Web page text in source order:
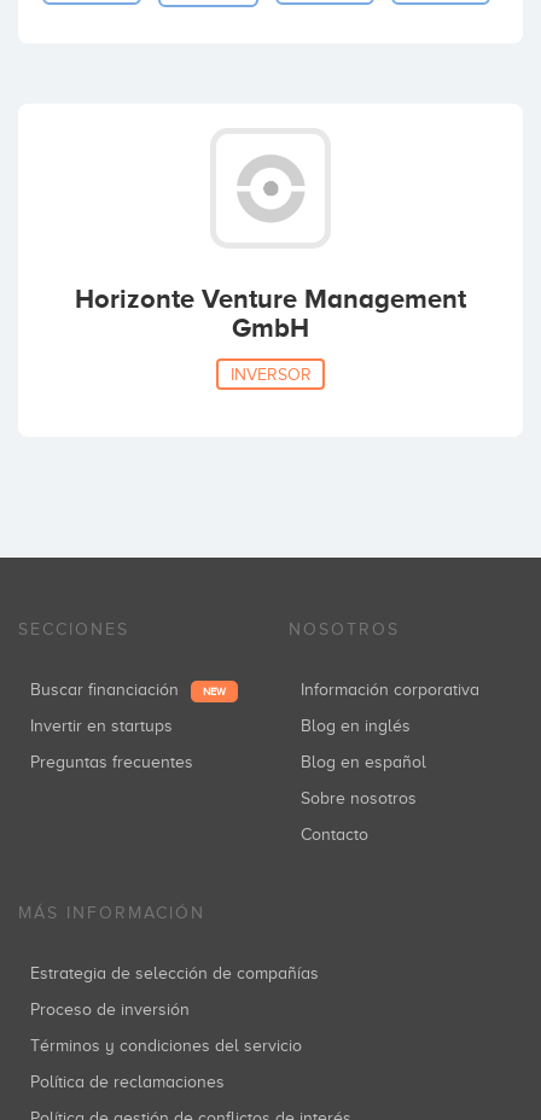
Horizonte Venture Management
GmbH
INVERSOR
SECCIONES
Buscar financiación NEW
Invertir en startups
Preguntas frecuentes
NOSOTROS
Información corporativa
Blog en inglés
Blog en español
Sobre nosotros
Contacto
MÁS INFORMACIÓN
Estrategia de selección de compañías
Proceso de inversión
Términos y condiciones del servicio
Política de reclamaciones